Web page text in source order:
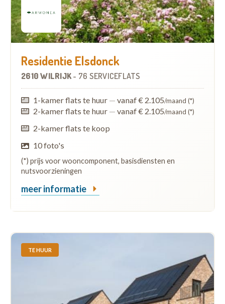
Residentie Elsdonck
2610 WILRIJK- 76 SERVICEFLATS
1-kamer flats te huur — vanaf € 2.105/maand (*)
2-kamer flats te huur — vanaf € 2.105/maand (*)
2-kamer flats te koop
10 foto's
(*) prijs voor wooncomponent, basisdiensten en
nutsvoorzieningen
meer informatie
TE HUUR